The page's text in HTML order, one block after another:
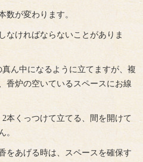
数が変わります。
なければならないことがありま
ん中になるように立てますが、複
香炉の空いているスペースにお線
本くっつけて立てる、間を開けて
。
をあげる時は、スペースを確保す